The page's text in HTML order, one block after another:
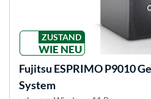
ZUSTAND
WIE NEU
Fujitsu ESPRIMO P9010
System